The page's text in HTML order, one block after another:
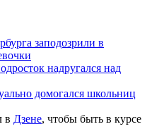
заподозрили в
надругался над
домогался школьниц
в Дзене, чтобы быть в курсе